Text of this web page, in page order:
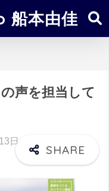
船本由佳
声を担当して
日